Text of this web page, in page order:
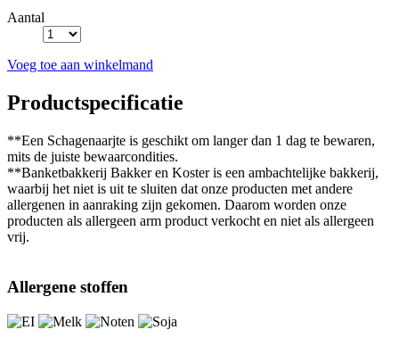
Aantal
Voeg toe aan winkelmand
Productspecificatie
**Een Schagenaarjte is geschikt om langer dan 1 dag te bewaren,
mits de juiste bewaarcondities.
**Banketbakkerij Bakker en Koster is een ambachtelijke bakkerij,
waarbij het niet is uit te sluiten dat onze producten met andere
allergenen in aanraking zijn gekomen. Daarom worden onze
producten als allergeen arm product verkocht en niet als allergeen
vrij.
Allergene stoffen